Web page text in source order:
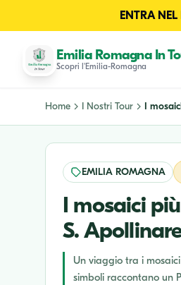
ENTRA
Emilia Romagna In
Scopri l'Emilia-Romagna
Home I Nostri Tour I
EMILIA ROMAGNA
I mosaici
S.
Un viaggio tra i
simboli raccontano un